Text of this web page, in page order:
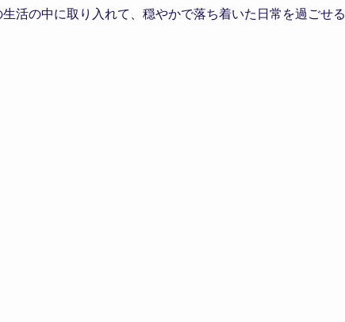
活の中に取り入れて、穏やかで落ち着いた日常を過ごせる